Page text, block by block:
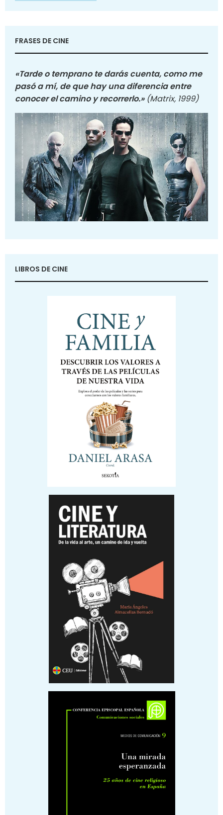
FRASES DE CINE
«Tarde o temprano te darás cuenta, como me
pasó a mí, de que hay una diferencia entre
conocer el camino y recorrerlo.» (Matrix, 1999)
LIBROS DE CINE